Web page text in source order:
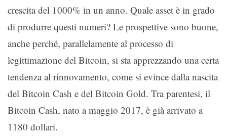
crescita del 1000% in un anno. Quale asset è in grado
di produrre questi numeri? Le prospettive sono buone,
anche perché, parallelamente al processo di
legittimazione del Bitcoin, si sta apprezzando una certa
tendenza al rinnovamento, come si evince dalla nascita
del Bitcoin Cash e del Bitcoin Gold. Tra parentesi, il
Bitcoin Cash, nato a maggio 2017, è già arrivato a
1180 dollari.